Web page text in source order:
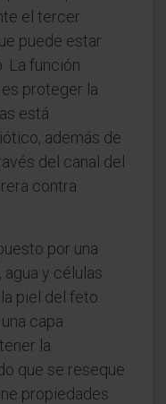
el tercer
puede estar
La función
proteger la
está
además de
del canal del
contra
por una
y células
piel del feto.
capa
la
que se reseque
propiedades